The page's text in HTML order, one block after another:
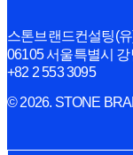
스톤브랜드컨설팅(
06105 서울특별시
+82 2 553 3095
© 2026. STONE